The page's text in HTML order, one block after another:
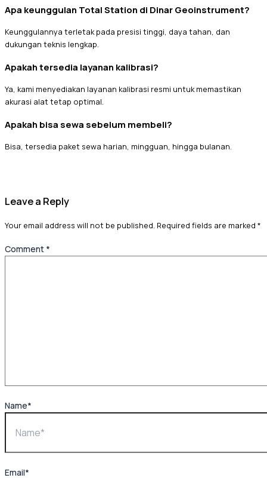
Apa keunggulan Total Station di Dinar Geoinstrument?
Keunggulannya terletak pada presisi tinggi, daya tahan, dan
dukungan teknis lengkap.
Apakah tersedia layanan kalibrasi?
Ya, kami menyediakan layanan kalibrasi resmi untuk memastikan
akurasi alat tetap optimal.
Apakah bisa sewa sebelum membeli?
Bisa, tersedia paket sewa harian, mingguan, hingga bulanan.
Leave a Reply
Your email address will not be published. Required fields are marked *
Comment *
Name*
Email*